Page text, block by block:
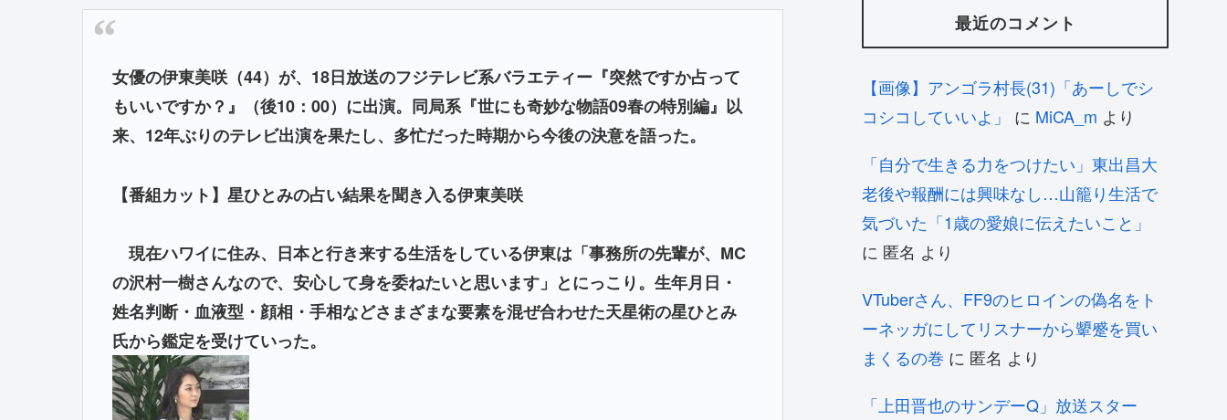
女優の伊東美咲（44）が、18日放送のフジテレビ系バラエティー『突然ですか占って
もいいですか？』（後10：00）に出演。同局系『世にも奇妙な物語09春の特別編』以
来、12年ぶりのテレビ出演を果たし、多忙だった時期から今後の決意を語った。
【番組カット】星ひとみの占い結果を聞き入る伊東美咲
現在ハワイに住み、日本と行き来する生活をしている伊東は「事務所の先輩が、MC
の沢村一樹さんなので、安心して身を委ねたいと思います」とにっこり。生年月日・
姓名判断・血液型・顔相・手相などさまざまな要素を混ぜ合わせた天星術の星ひとみ
氏から鑑定を受けていった。
最近のコメント
【画像】アンゴラ村長(31)「あーしでシ
コシコしていいよ」
に MiCA_m より
「自分で生きる力をつけたい」東出昌大
老後や報酬には興味なし…山籠り生活で
気づいた「1歳の愛娘に伝えたいこと」
に 匿名 より
VTuberさん、FF9のヒロインの偽名をト
ーネッガにしてリスナーから顰蹙を買い
まくるの巻 に 匿名 より
「上田晋也のサンデーQ」放送スター